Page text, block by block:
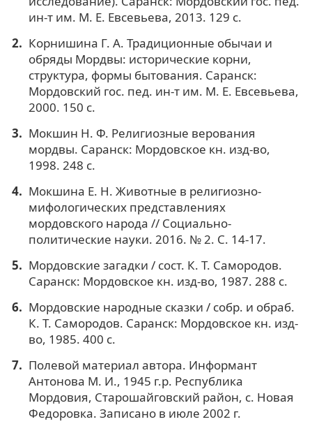
ин-т им. М. Е. Евсевьева, 2013. 129 с.
Корнишина Г. А. Традиционные обычаи и
обряды Мордвы: исторические корни,
структура, формы бытования. Саранск:
Мордовский гос. пед. ин-т им. М. Е. Евсевьева,
2000. 150 с.
Мокшин Н. Ф. Религиозные верования
мордвы. Саранск: Мордовское кн. изд-во,
1998. 248 с.
Мокшина Е. Н. Животные в религиозно-
мифологических представлениях
мордовского народа // Социально-
политические науки. 2016. № 2. С. 14-17.
Мордовские загадки / сост. К. Т. Самородов.
Саранск: Мордовское кн. изд-во, 1987. 288 с.
Мордовские народные сказки / собр. и обраб.
К. Т. Самородов. Саранск: Мордовское кн. изд-
во, 1985. 400 с.
Полевой материал автора. Информант
Антонова М. И., 1945 г.р. Республика
Мордовия, Старошайговский район, с. Новая
Федоровка. Записано в июле 2002 г.